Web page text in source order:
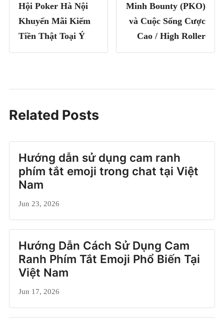
Hội Poker Hà Nội
Khuyến Mãi Kiếm
Tiền Thật Toại Ý
Minh Bounty (PKO)
và Cuộc Sống Cược
Cao / High Roller
Related Posts
Hướng dẫn sử dụng cam ranh
phím tắt emoji trong chat tại Việt
Nam
Jun 23, 2026
Hướng Dẫn Cách Sử Dụng Cam
Ranh Phím Tắt Emoji Phổ Biến Tại
Việt Nam
Jun 17, 2026